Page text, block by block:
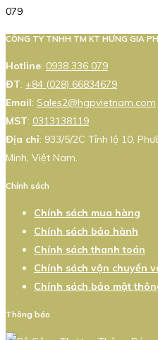
079
CÔNG TY TNHH TM KT HƯNG GIA
Hotline: 0938 336 079
ĐT: +84 (028) 66834679
Email: Sales2@hgpvietnam.com
MST: 0313138119
Địa chỉ: 933/5/2C Tỉnh lộ 10,
Minh, Việt Nam.
Chính sách
Chính sách mua hàng
Chính sách bảo hành
Chính sách thanh toán
Chính sách vận chuyển
Chính sách bảo mật
Thông báo